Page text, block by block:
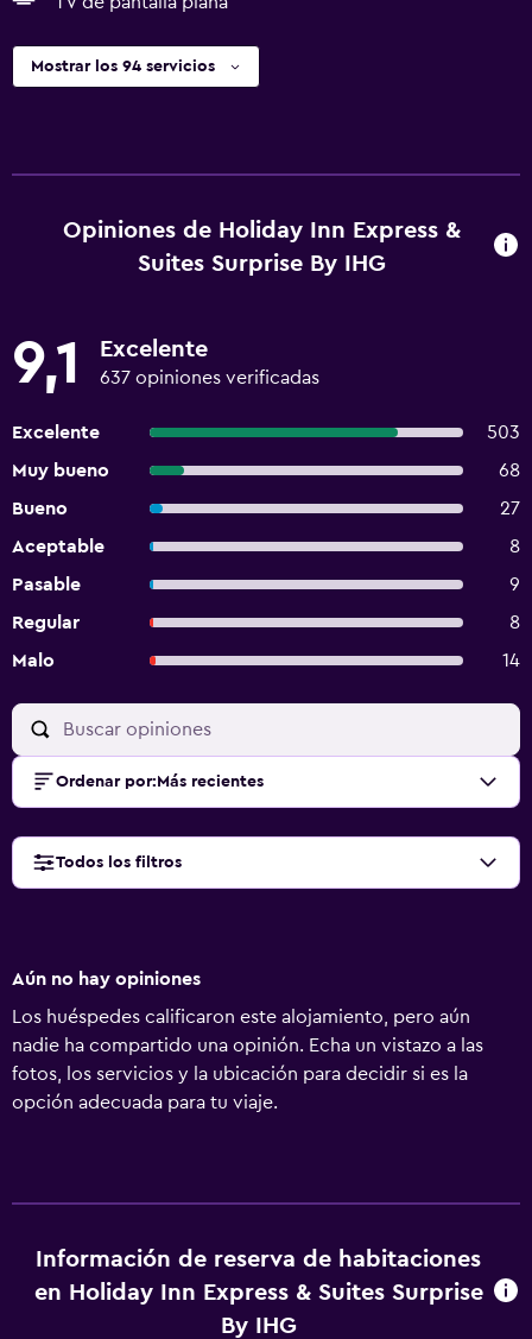
Mostrar los 94 servicios
Opiniones de Holiday Inn Express &
Suites Surprise By IHG
9,1 Excelente
637 opiniones verificadas
Excelente
503
Muy bueno
68
Bueno
27
Aceptable
8
Pasable
9
Regular
8
Malo
14
Ordenar por: Más recientes
Todos los filtros
Aún no hay opiniones
Los huéspedes calificaron este alojamiento, pero aún
nadie ha compartido una opinión. Echa un vistazo a las
fotos, los servicios y la ubicación para decidir si es la
opción adecuada para tu viaje.
Información de reserva de habitaciones
en Holiday Inn Express & Suites Surprise
By IHG